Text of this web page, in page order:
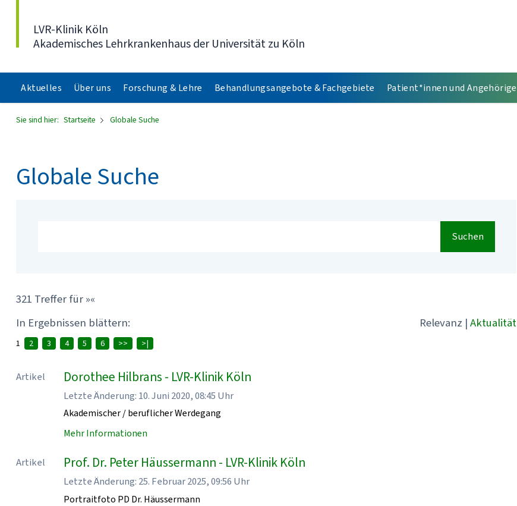
LVR-Klinik Köln
Akademisches Lehrkrankenhaus der Universität zu Köln
Aktuelles Über uns Forschung & Lehre Behandlungsangebote & Fachgebiete Patient*innen und Angehörige
Sie sind hier: Startseite Globale Suche
Globale Suche
Suchen
321 Treffer für »«
In Ergebnissen blättern:
Relevanz | Aktualität
1 2 3 4 5 6 >> >|
Artikel Dorothee Hilbrans - LVR-Klinik Köln
Letzte Änderung: 10. Juni 2020, 08:45 Uhr
Akademischer / beruflicher Werdegang
Mehr Informationen
Artikel Prof. Dr. Peter Häussermann - LVR-Klinik Köln
Letzte Änderung: 25. Februar 2025, 09:56 Uhr
Portraitfoto PD Dr. Häussermann